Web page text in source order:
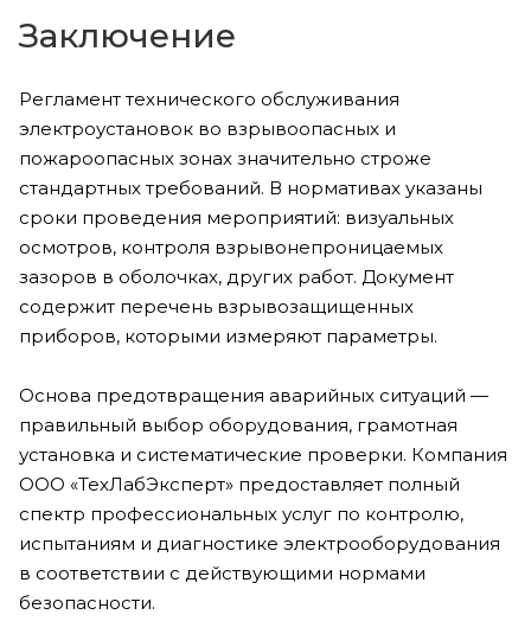
Заключение
Регламент технического обслуживания
электроустановок во взрывоопасных и
пожароопасных зонах значительно строже
стандартных требований. В нормативах указаны
сроки проведения мероприятий: визуальных
осмотров, контроля взрывонепроницаемых
зазоров в оболочках, других работ. Документ
содержит перечень взрывозащищенных
приборов, которыми измеряют параметры.
Основа предотвращения аварийных ситуаций —
правильный выбор оборудования, грамотная
установка и систематические проверки. Компания
ООО «ТехЛабЭксперт» предоставляет полный
спектр профессиональных услуг по контролю,
испытаниям и диагностике электрооборудования
в соответствии с действующими нормами
безопасности.